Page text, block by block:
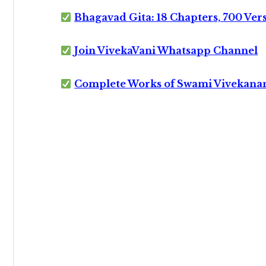
Bhagavad Gita: 18 Chapters, 700
Join VivekaVani Whatsapp Channel
Complete Works of Swami